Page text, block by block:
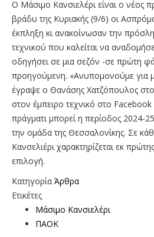
Ο Μάσιμο Κανσιελέρι είναι ο νέος
βράδυ της Κυριακής (9/6) οι
έκπληξη κι ανακοίνωσαν την
τεχνικού που καλείται να
οδηγήσει σε μια σεζόν -σε πρώτη
προηγούμενη. «Ανυπομονούμε για
έγραψε ο Θανάσης Χατζόπουλος
στον έμπειρο τεχνικό στο
πράγματι μπορεί η περίοδος 2024-
την ομάδα της Θεσσαλονίκης. Σε
Κανσελιέρι χαρακτηρίζεται εκ
επιλογή.
Κατηγορία Άρθρα
Ετικέτες
Μάσιμο Κανσιελέρι
ΠΑΟΚ